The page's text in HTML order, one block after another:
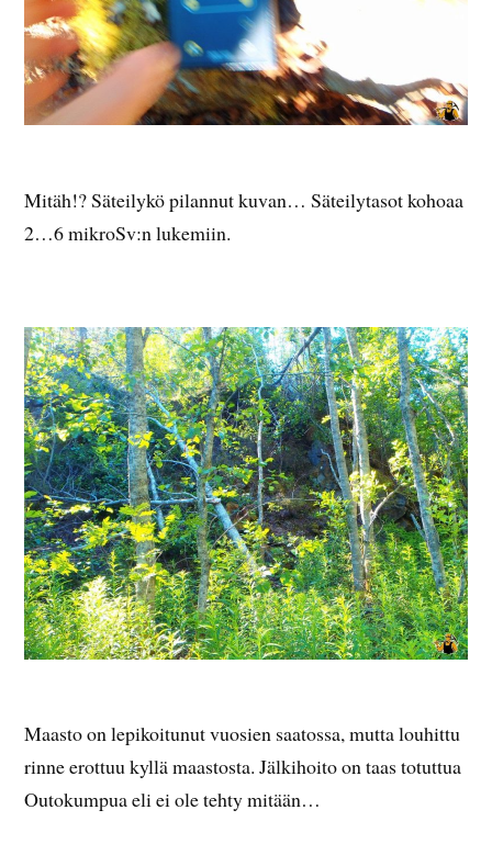
Mitäh!? Säteilykö pilannut kuvan… Säteilytasot kohoaa
2…6 mikroSv:n lukemiin.
Maasto on lepikoitunut vuosien saatossa, mutta louhittu
rinne erottuu kyllä maastosta. Jälkihoito on taas totuttua
Outokumpua eli ei ole tehty mitään…